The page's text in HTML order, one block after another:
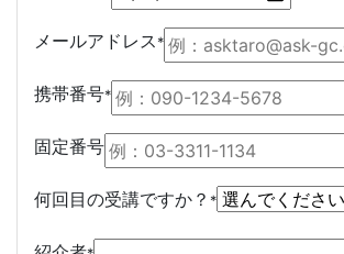
メールアドレス *
携帯番号*
固定番号
何回目の受講ですか？ *